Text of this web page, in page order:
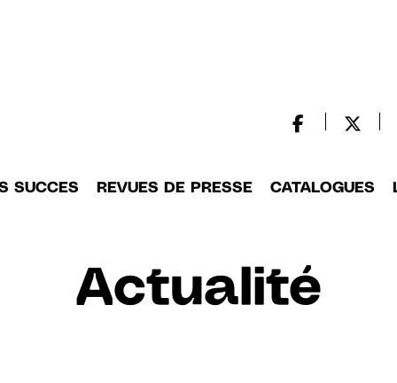
SUCCES REVUES DE PRESSE CATALOGUES
Actualité